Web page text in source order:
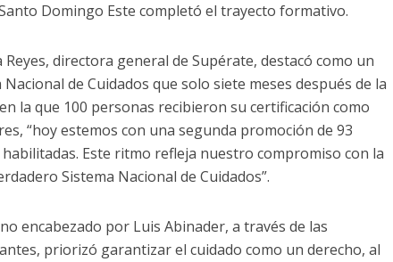
Domingo Este completó el trayecto formativo.
Reyes, directora general de Supérate, destacó como un
de Cuidados que solo siete meses después de la
la que 100 personas recibieron su certificación como
“hoy estemos con una segunda promoción de 93
Este ritmo refleja nuestro compromiso con la
Sistema Nacional de Cuidados”.
encabezado por Luis Abinader, a través de las
priorizó garantizar el cuidado como un derecho, al